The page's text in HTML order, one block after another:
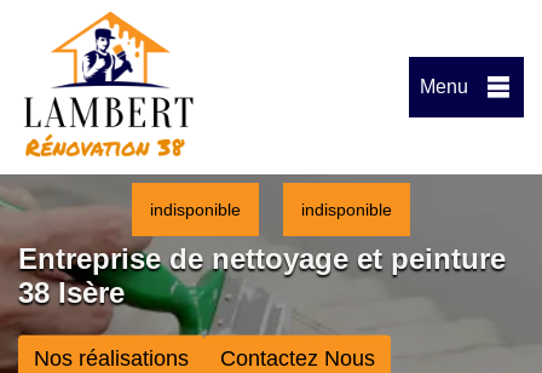
Menu
indisponible indisponible
Entreprise de nettoyage et peinture
38 Isère
Nos réalisations Contactez Nous